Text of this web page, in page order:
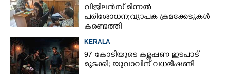
വിജിലൻസ് മിന്നൽ
പരിശോധന; വ്യാപക ക്രമക്കേടുകൾ
കണ്ടെത്തി
KERALA
97 കോടിയുടെ കള്ളപ്പണ ഇടപാട്
മുടക്കി; യുവാവിന് വധഭീഷണി